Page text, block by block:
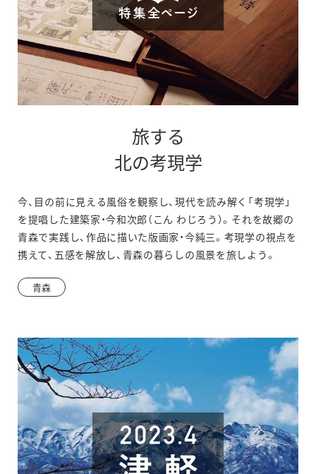
旅する
北の考現学別
ィ
ン
ド
開
す
今、目の前に見える風俗を観察し、現代を読み解く「考現学」
を提唱した建築家・今和次郎（こん わじろう）。それを故郷の
青森で実践し、作品に描いた版画家・今純三。考現学の視点を
携えて、五感を解放し、青森の暮らしの風景を旅しよう。
青森